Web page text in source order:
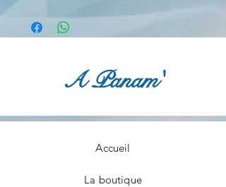
Toutes les montures sont en acier
inoxydable et sont réglables
Dimensions :
Ovales = 2,8 x 1,7 cm
Pièces uniques fabriquées à la main à
Remise en mains propres sur Paris
douche ou de se laver les mains avec
A Panam'
Accueil
La boutique